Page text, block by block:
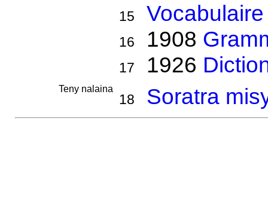
15
16 1908
17 1926
Teny nalaina
18 Soratra